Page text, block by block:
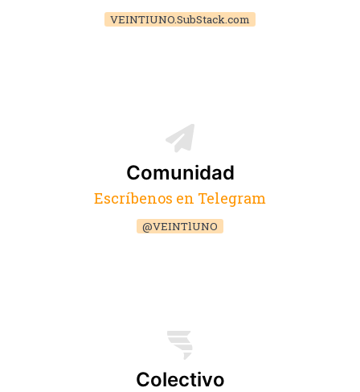
VEINTIUNO.SubStack.com
Comunidad
Escríbenos en Telegram
@VEINTlUNO
Colectivo